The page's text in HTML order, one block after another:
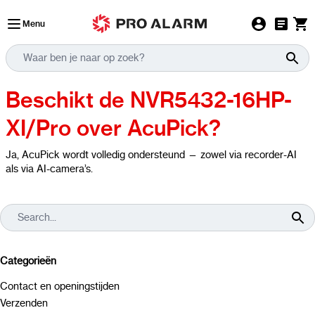
Menu
Beschikt de NVR5432-16HP-
XI/Pro over AcuPick?
Ja, AcuPick wordt volledig ondersteund — zowel via recorder-AI
als via AI-camera’s.
Categorieën
Contact en openingstijden
Verzenden